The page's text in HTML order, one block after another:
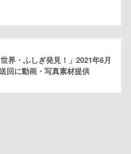
世界・ふしぎ発見！」2021年6月
回に動画・写真素材提供